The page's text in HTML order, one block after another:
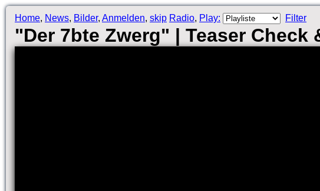
Home, News, Bilder, Anmelden, skip Radio, Play: Filter
"Der 7bte Zwerg" | Teaser Check